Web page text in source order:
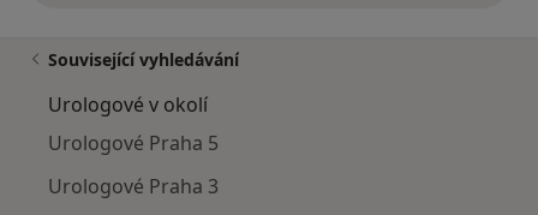
Související vyhledávání
Urologové v okolí
Urologové Praha 5
Urologové Praha 3